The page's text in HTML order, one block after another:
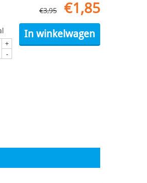
€3,95 €1,85
+
-
In winkelwagen